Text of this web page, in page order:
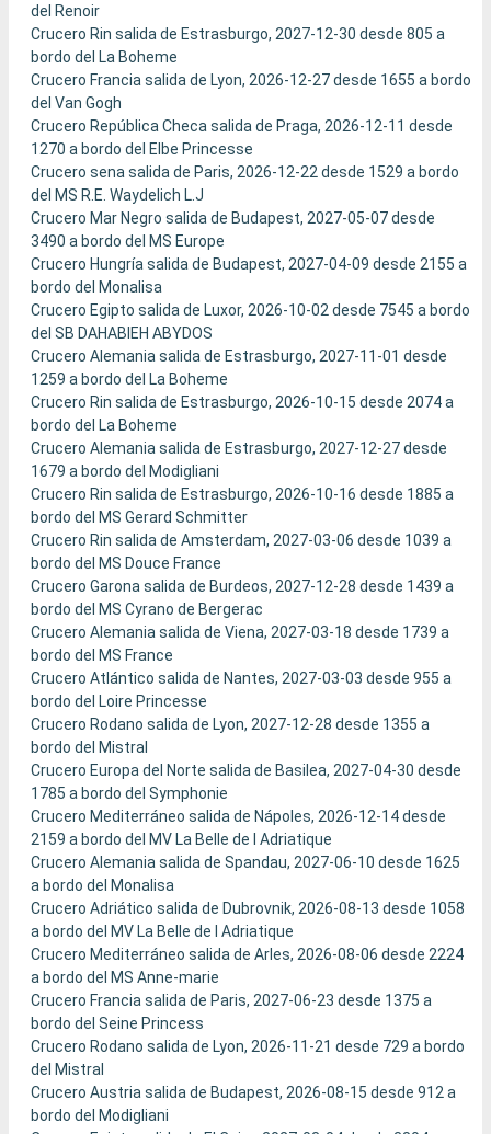
del Renoir
Crucero Rin salida de Estrasburgo, 2027-12-30 desde 805 a
bordo del La Boheme
Crucero Francia salida de Lyon, 2026-12-27 desde 1655 a bordo
del Van Gogh
Crucero República Checa salida de Praga, 2026-12-11 desde
1270 a bordo del Elbe Princesse
Crucero sena salida de Paris, 2026-12-22 desde 1529 a bordo
del MS R.E. Waydelich L.J
Crucero Mar Negro salida de Budapest, 2027-05-07 desde
3490 a bordo del MS Europe
Crucero Hungría salida de Budapest, 2027-04-09 desde 2155 a
bordo del Monalisa
Crucero Egipto salida de Luxor, 2026-10-02 desde 7545 a bordo
del SB DAHABIEH ABYDOS
Crucero Alemania salida de Estrasburgo, 2027-11-01 desde
1259 a bordo del La Boheme
Crucero Rin salida de Estrasburgo, 2026-10-15 desde 2074 a
bordo del La Boheme
Crucero Alemania salida de Estrasburgo, 2027-12-27 desde
1679 a bordo del Modigliani
Crucero Rin salida de Estrasburgo, 2026-10-16 desde 1885 a
bordo del MS Gerard Schmitter
Crucero Rin salida de Amsterdam, 2027-03-06 desde 1039 a
bordo del MS Douce France
Crucero Garona salida de Burdeos, 2027-12-28 desde 1439 a
bordo del MS Cyrano de Bergerac
Crucero Alemania salida de Viena, 2027-03-18 desde 1739 a
bordo del MS France
Crucero Atlántico salida de Nantes, 2027-03-03 desde 955 a
bordo del Loire Princesse
Crucero Rodano salida de Lyon, 2027-12-28 desde 1355 a
bordo del Mistral
Crucero Europa del Norte salida de Basilea, 2027-04-30 desde
1785 a bordo del Symphonie
Crucero Mediterráneo salida de Nápoles, 2026-12-14 desde
2159 a bordo del MV La Belle de l Adriatique
Crucero Alemania salida de Spandau, 2027-06-10 desde 1625
a bordo del Monalisa
Crucero Adriático salida de Dubrovnik, 2026-08-13 desde 1058
a bordo del MV La Belle de l Adriatique
Crucero Mediterráneo salida de Arles, 2026-08-06 desde 2224
a bordo del MS Anne-marie
Crucero Francia salida de Paris, 2027-06-23 desde 1375 a
bordo del Seine Princess
Crucero Rodano salida de Lyon, 2026-11-21 desde 729 a bordo
del Mistral
Crucero Austria salida de Budapest, 2026-08-15 desde 912 a
bordo del Modigliani